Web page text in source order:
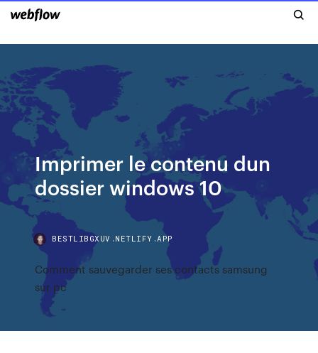
Imprimer le contenu dun
dossier windows 10
BESTLIBGXUV.NETLIFY.APP
Comment sauvegarder ses contacts samsung
sur pc